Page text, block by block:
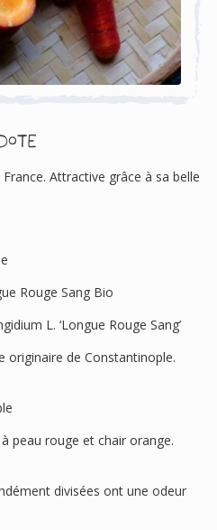
Attractive grâce à sa belle
Rouge Sang Bio
L. ‘Longue Rouge Sang’
originaire de Constantinople.
peau rouge et chair orange.
divisées ont une odeur